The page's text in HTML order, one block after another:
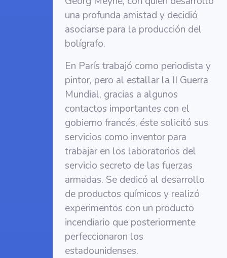
una profunda amistad y decidió
asociarse para la producción del
bolígrafo.
En París trabajó como periodista y
pintor, pero al estallar la II Guerra
Mundial, gracias a algunos
contactos importantes con el
gobierno francés, éste solicitó sus
servicios como inventor para
trabajar en los laboratorios del
servicio secreto de las fuerzas
armadas. Se dedicó al desarrollo
de productos químicos y realizó
experimentos con un producto
incendiario que posteriormente
perfeccionaron los
estadounidenses.